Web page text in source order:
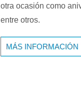
otra ocasión como
entre otros.
MÁS INFORMACIÓN